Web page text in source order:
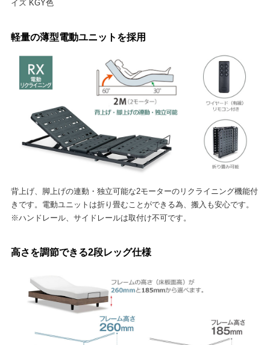
イズ KGY色
軽量の薄型電動ユニットを採用
背上げ、脚上げの連動・独立可能な2モーターのリクライニング機能付
きです。電動ユニットは折り畳むことができる為、搬入も安心です。
※ハンドレール、サイドレールは取付け不可です。
高さを調節できる2段レッグ仕様